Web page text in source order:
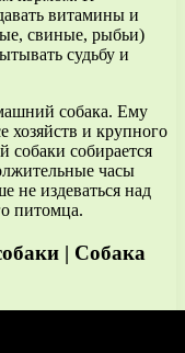
витамины и
свиные, рыбьи)
судьбу и
собака. Ему
хозяйств и крупного
собаки собирается
часы
не издеваться над
питомца.
| Собака